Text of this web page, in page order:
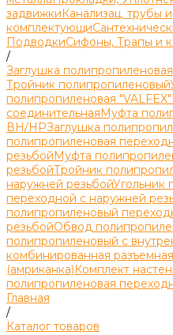
задвижкиКанализац. трубы и
комплектующи
ПодводкиСифоны, Трапы и
/
Заглушка полипропиленовая
Тройник полипропиленовый
полипропиленовая "VALFEX"
соединительнаяМуфта
ВН/НРЗаглушка
полипропиленовая
резьбойМуфта
резьбойТройник
наружней резьбойУгольник
переходной с наружней
полипропиленовый
резьбойОбвод
полипропиленовый с
комбинированная
(амриканка)Комплект
полипропиленовая
Главная
/
Каталог товаров